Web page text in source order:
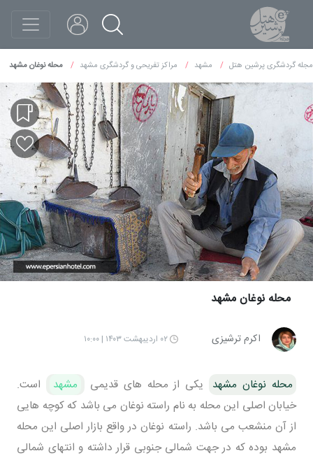
مجله گردشگری پرشین هتل مشهد مراکز تفریحی و گردشگری مشهد محله نوغان مشهد
محله نوغان مشهد
اکرم ترشیزی ۰۲ اردیبهشت ۱۴۰۳ | ۱۰:۰۰
محله نوغان مشهد یکی از محله های قدیمی مشهد
است.
خیابان اصلی این محله به نام راسته نوغان می باشد که کوچه هایی
از آن منشعب می باشد. راسته نوغان در واقع بازار اصلی این محله
مشهد بوده که در جهت شمالی جنوبی قرار داشته و انتهای شمالی